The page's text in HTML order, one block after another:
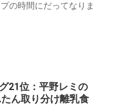
の時間にだってなりま
21位：平野レミの
ん取り分け離乳食